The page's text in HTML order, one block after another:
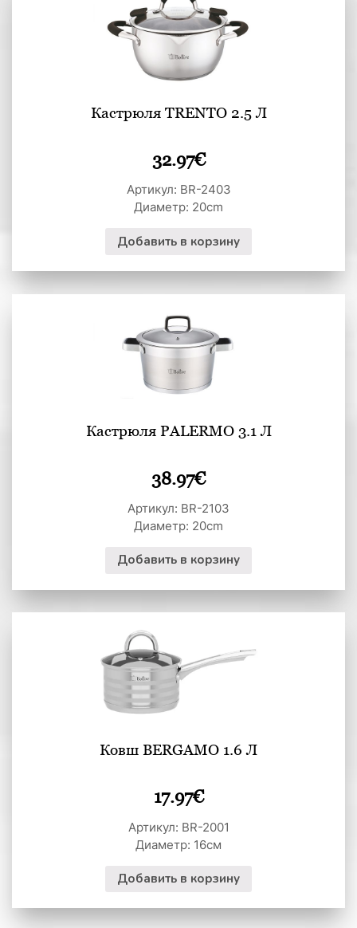
Кастрюля TRENTO 2.5 Л
32.97€
Артикул: BR-2403
Диаметр: 20cm
Добавить в корзину
Кастрюля PALERMO 3.1 Л
38.97€
Артикул: BR-2103
Диаметр: 20cm
Добавить в корзину
Ковш BERGAMO 1.6 Л
17.97€
Артикул: BR-2001
Диаметр: 16см
Добавить в корзину